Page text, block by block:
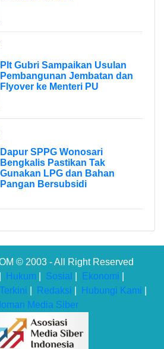
Plt Gubri Sampaikan Usulan
Pembangunan Jembatan dan
Flyover ke Menteri PU
Dapur SPPG Wonosari
Bengkalis Pastikan Tak
Gunakan LPG dan Bahan
Pangan Bersubsidi
© 2003 - All Right Reserved
Hukum Sosial Ekonomi
Redaksi Hubungi Kami
Media Siber